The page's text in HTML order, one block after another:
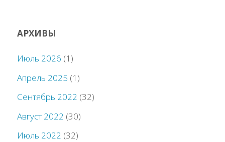
АРХИВЫ
Июль 2026 (1)
Апрель 2025 (1)
Сентябрь 2022 (32)
Август 2022 (30)
Июль 2022 (32)